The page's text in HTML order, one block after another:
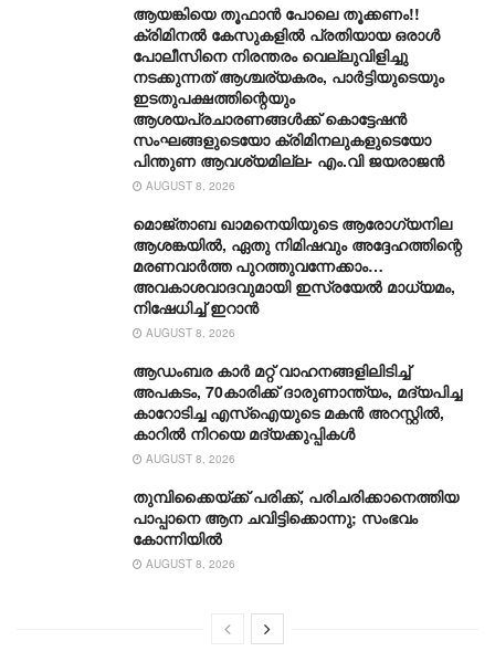
ആയങ്കിയെ തൂഫാൻ പോലെ തൂക്കണം!!
ക്രിമിനൽ കേസുകളിൽ പ്രതിയായ ഒരാൾ
പോലീസിനെ നിരന്തരം വെല്ലുവിളിച്ചു
നടക്കുന്നത് ആശ്ചര്യകരം, പാർട്ടിയുടെയും
ഇടതുപക്ഷത്തിന്റെയും
ആശയപ്രചാരണങ്ങൾക്ക് കൊട്ടേഷൻ
സംഘങ്ങളുടെയോ ക്രിമിനലുകളുടെയോ
പിന്തുണ ആവശ്യമില്ല- എം.വി ജയരാജൻ
AUGUST 8, 2026
മൊജ്താബ ഖാമനെയിയുടെ ആരോ​ഗ്യനില
ആശങ്കയിൽ, ഏതു നിമിഷവും അദ്ദേഹത്തിന്റെ
മരണവാർത്ത പുറത്തുവന്നേക്കാം…
അവകാശവാദവുമായി ഇസ്രയേൽ മാധ്യമം,
നിഷേധിച്ച് ഇറാൻ
AUGUST 8, 2026
ആഡംബര കാര്‍ മറ്റ് വാഹനങ്ങളിലിടിച്ച്
അപകടം, 70കാരിക്ക് ദാരുണാന്ത്യം, മദ്യപിച്ച
കാറോടിച്ച എസ്ഐയുടെ മകന്‍ അറസ്റ്റില്‍,
കാറില്‍ നിറയെ മദ്യക്കുപ്പികള്‍
AUGUST 8, 2026
തുമ്പിക്കൈയ്ക്ക് പരിക്ക്, പരിചരിക്കാനെത്തിയ
പാപ്പാനെ ആന ചവിട്ടിക്കൊന്നു; സംഭവം
കോന്നിയിൽ
AUGUST 8, 2026